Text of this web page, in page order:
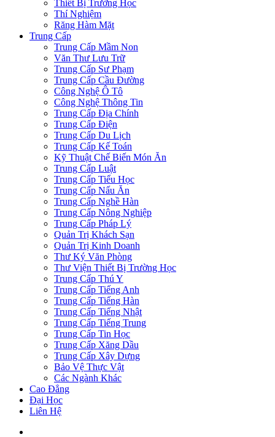
Thiết Bị Trường Học
Thí Nghiệm
Răng Hàm Mặt
Trung Cấp
Trung Cấp Mầm Non
Văn Thư Lưu Trữ
Trung Cấp Sư Phạm
Trung Cấp Cầu Đường
Công Nghệ Ô Tô
Công Nghệ Thông Tin
Trung Cấp Địa Chính
Trung Cấp Điện
Trung Cấp Du Lịch
Trung Cấp Kế Toán
Kỹ Thuật Chế Biến Món Ăn
Trung Cấp Luật
Trung Cấp Tiểu Học
Trung Cấp Nấu Ăn
Trung Cấp Nghề Hàn
Trung Cấp Nông Nghiệp
Trung Cấp Pháp Lý
Quản Trị Khách Sạn
Quản Trị Kinh Doanh
Thư Ký Văn Phòng
Thư Viện Thiết Bị Trường Học
Trung Cấp Thú Y
Trung Cấp Tiếng Anh
Trung Cấp Tiếng Hàn
Trung Cấp Tiếng Nhật
Trung Cấp Tiếng Trung
Trung Cấp Tin Học
Trung Cấp Xăng Dầu
Trung Cấp Xây Dựng
Bảo Vệ Thực Vật
Các Ngành Khác
Cao Đẳng
Đại Học
Liên Hệ